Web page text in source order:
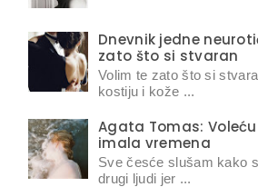
Dnevnik jedne
zato što si stvaran
Volim te zato što si
kostiju i kože ...
Agata Tomas:
imala vremena
Sve česće slušam kako
drugi ljudi jer ...